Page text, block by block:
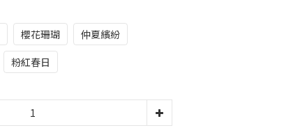
櫻花珊瑚
仲夏繽紛
粉紅春日